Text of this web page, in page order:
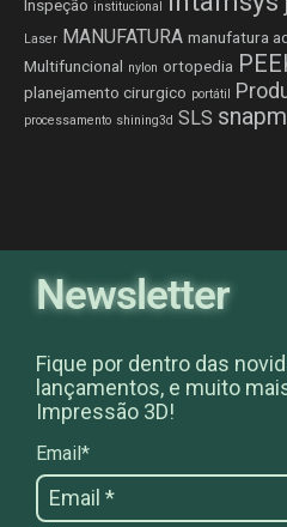
Inspeção institucional
Laser MANUFATURA manufatura
Multifuncional nylon ortopedia
planejamento cirurgico portátil
processamento shining3d SLS
Newsletter
Fique por dentro das
lançamentos, e muito
Impressão 3D!
Email*